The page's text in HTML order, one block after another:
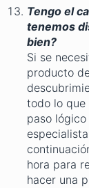
Tengo el
tenemos
bien?
Si se
producto
todo lo que
paso
hora para
hacer una